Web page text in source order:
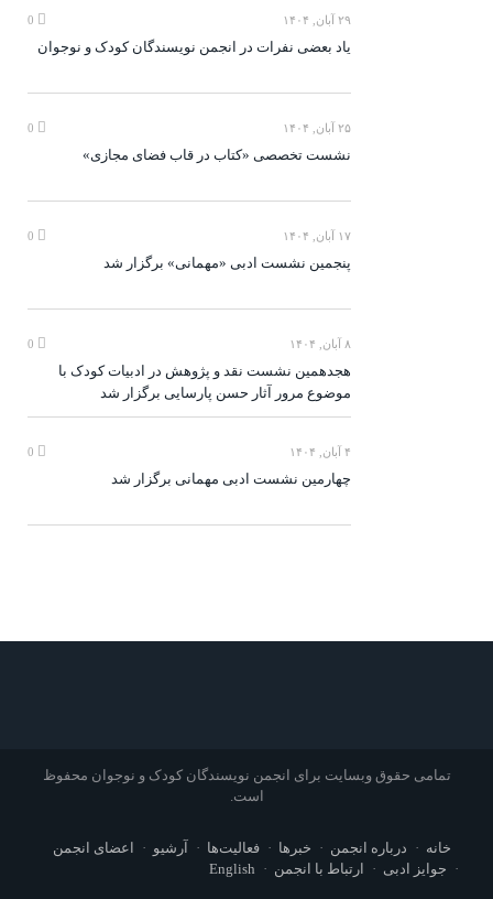
۲۹ آبان, ۱۴۰۴
یاد بعضی نفرات در انجمن نویسندگان کودک و نوجوان
۲۵ آبان, ۱۴۰۴
نشست تخصصی «کتاب در قاب فضای مجازی»
۱۷ آبان, ۱۴۰۴
پنجمین نشست ادبی «مهمانی» برگزار شد
۸ آبان, ۱۴۰۴
هجدهمین نشست نقد و پژوهش در ادبیات کودک با
موضوع مرور آثار حسن پارسایی برگزار شد
۴ آبان, ۱۴۰۴
چهارمین نشست ادبی مهمانی برگزار شد
تمامی حقوق وبسایت برای انجمن نویسندگان کودک و نوجوان محفوظ
است.
خانه درباره انجمن خبرها فعالیت‌ها آرشیو
اعضای انجمن
جوایز ادبی
ارتباط با انجمن English